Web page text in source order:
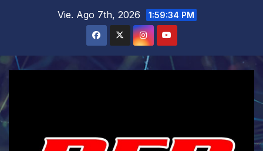
Vie. Ago 7th, 2026 1:59:35 PM